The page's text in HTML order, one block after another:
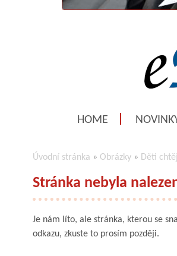
HOME
Úvodní stránka » Obrázky » Děti
Stránka nebyla
Je nám líto, ale stránka, kterou se
odkazu, zkuste to prosím později.